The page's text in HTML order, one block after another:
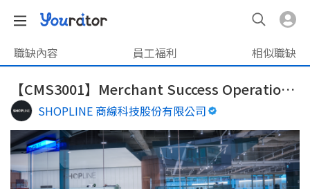
職缺內容 員工福利 相似職缺
【CMS3001】Merchant Success Operations （for Learning Program)
SHOPLINE 商線科技股份有限公司